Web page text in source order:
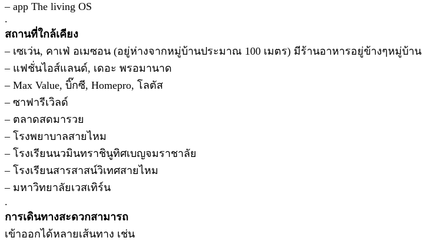
– app The living OS
.
สถานที่ใกล้เคียง
– เซเว่น, คาเฟ่ อเมซอน (อยู่ห่างจากหมู่บ้านประมาณ 100 เมตร) มีร้านอาหารอยู่ข้างๆหมู่บ้าน
– แฟชั่นไอส์แลนด์, เดอะ พรอมานาด
– Max Value, บิ๊กซี, Homepro, โลตัส
– ซาฟารีเวิลด์
– ตลาดสดมารวย
– โรงพยาบาลสายไหม
– โรงเรียนนวมินทราชินูทิศเบญจมราชาลัย
– โรงเรียนสารสาสน์วิเทศสายไหม
– มหาวิทยาลัยเวสเทิร์น
.
การเดินทางสะดวกสามารถ
เข้าออกได้หลายเส้นทาง เช่น